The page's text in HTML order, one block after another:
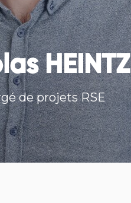
HEINTZ
de projets RSE